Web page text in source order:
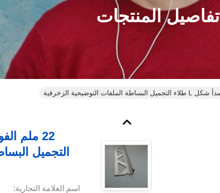
تفاصيل المنتجات
التجميل
اسم العلامة التجارية: